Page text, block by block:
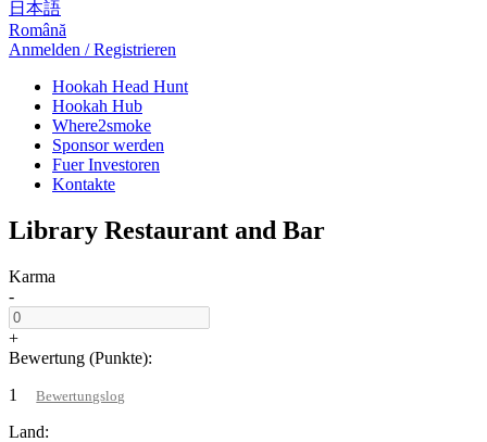
日本語
Română
Anmelden / Registrieren
Hookah Head Hunt
Hookah Hub
Where2smoke
Sponsor werden
Fuer Investoren
Kontakte
Library Restaurant and Bar
Karma
-
+
Bewertung (Punkte):
1
Bewertungslog
Land: